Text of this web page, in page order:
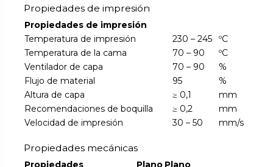
Propiedades de impresión
Propiedades de impresión
Temperatura de impresión
230 – 245
ºC
Temperatura de la cama
70 – 90
ºC
Ventilador de capa
70 – 90
%
Flujo de material
95
%
Altura de capa
≥ 0,1
mm
Recomendaciones de boquilla
≥ 0,2
mm
Velocidad de impresión
30 – 50 mm/s
Propiedades mecánicas
Propiedades
Plano Plano